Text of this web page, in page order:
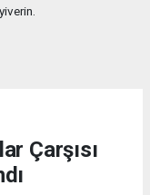
Çarşısı